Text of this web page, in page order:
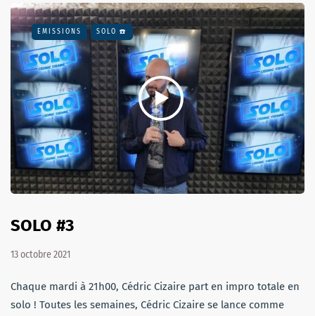
EMISSIONS SOLO ☎️
SOLO #3
13 octobre 2021
Chaque mardi à 21h00, Cédric Cizaire part en impro totale en
solo ! Toutes les semaines, Cédric Cizaire se lance comme